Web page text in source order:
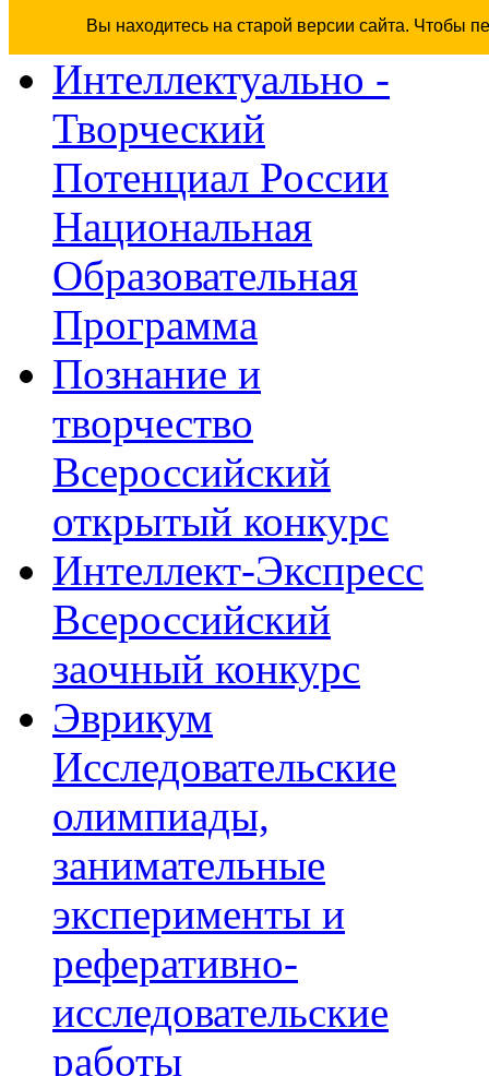
Вы находитесь на старой версии сайта. Чтобы
Интеллектуально -
Творческий
Потенциал России
Национальная
Образовательная
Программа
Познание и
творчество
Всероссийский
открытый конкурс
Интеллект-Экспресс
Всероссийский
заочный конкурс
Эврикум
Исследовательские
олимпиады,
занимательные
эксперименты и
реферативно-
исследовательские
работы